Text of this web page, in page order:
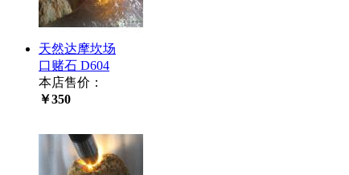
天然达摩坎场
口赌石 D604
本店售价：
￥350